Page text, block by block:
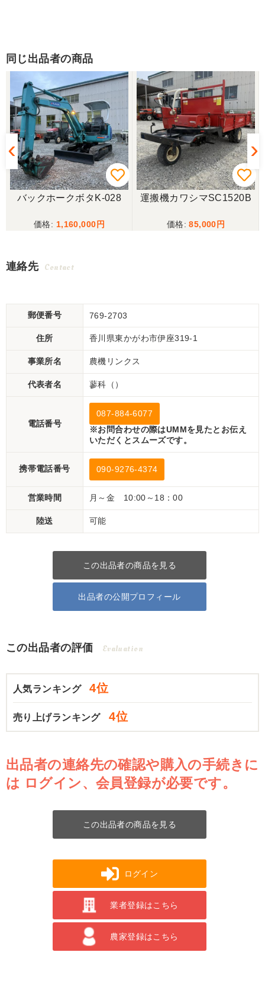
同じ出品者の商品
バックホークボタK-028
1,160,000
運搬機カワシマSC1520B
85,000
連絡先 Contact
郵便番号 769-2703
住所 香川県東かがわ市伊座319-1
事業所名 農機リンクス
代表者名 蓼科（）
電話番号
087-884-6077
※お問合わせの際はUMMを見たとお伝え
いただくとスムーズです。
携帯電話番号 090-9276-4374
営業時間 月～金 10:00～18：00
陸送 可能
この出品者の商品を見る
出品者の公開プロフィール
この出品者の評価 Evaluation
人気ランキング 4位
売り上げランキング 4位
出品者の連絡先の確認や購入の手続きに
は ログイン、会員登録が必要です。
この出品者の商品を見る
ログイン
業者登録はこちら
農家登録はこちら